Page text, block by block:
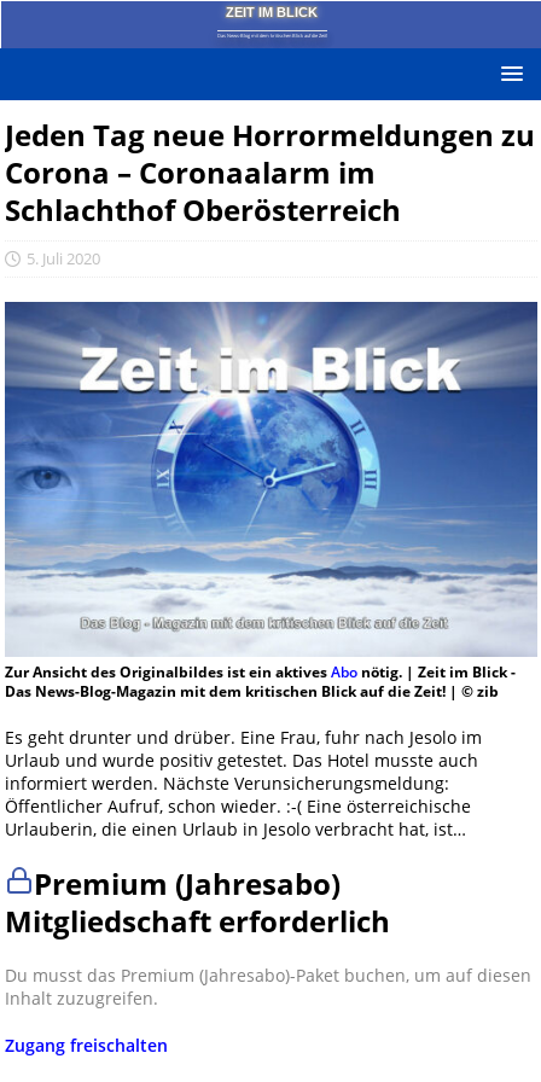
ZEIT IM BLICK
Das News-Blog mit dem kritischen Blick auf die Zeit!
Jeden Tag neue Horrormeldungen zu
Corona – Coronaalarm im
Schlachthof Oberösterreich
5. Juli 2020
Zur Ansicht des Originalbildes ist ein aktivesAbonötig. | Zeit im Blick -
Das News-Blog-Magazin mit dem kritischen Blick auf die Zeit! | © zib
Es geht drunter und drüber. Eine Frau, fuhr nach Jesolo im
Urlaub und wurde positiv getestet. Das Hotel musste auch
informiert werden. Nächste Verunsicherungsmeldung:
Öffentlicher Aufruf, schon wieder. :-( Eine österreichische
Urlauberin, die einen Urlaub in Jesolo verbracht hat, ist…
Premium (Jahresabo)
Mitgliedschaft erforderlich
Du musst das Premium (Jahresabo)-Paket buchen, um auf diesen
Inhalt zuzugreifen.
Zugang freischalten